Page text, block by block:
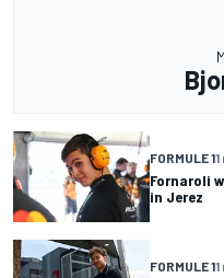
FORMULE 11
Fornaroli
in Jerez
FORMULE 11